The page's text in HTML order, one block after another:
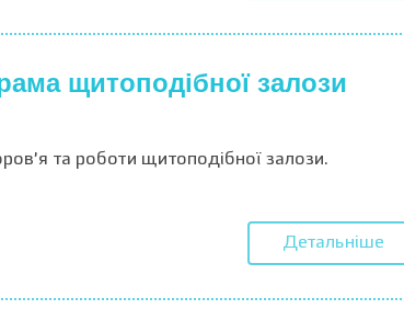
щитоподібної залози
та роботи щитоподібної залози.
Детальніше